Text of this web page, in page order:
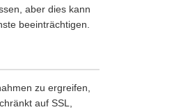
aber dies kann
beeinträchtigen.
zu ergreifen,
auf SSL,